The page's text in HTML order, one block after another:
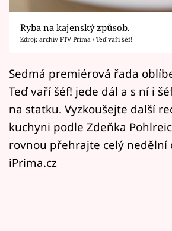
Přihlášení
Sledujte nás
Ryba na kajenský způsob.
Zdroj: archiv FTV Prima / Teď vaří šéf!
Sedmá premiérová řada
Teď vaří šéf! jede dál a s ní i
na statku. Vyzkoušejte další
kuchyni podle Zdeňka
rovnou přehrajte celý nedělní
iPrima.cz